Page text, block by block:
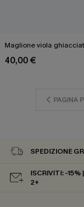
Maglione viola
40,00 €
PAGINA
SPEDIZIONE
ISCRIVITI: -15%
2+